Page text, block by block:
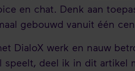
en chat. Denk aan
gebouwd vanuit één
DialoX werk en nauw
speelt, deel ik in dit artikel